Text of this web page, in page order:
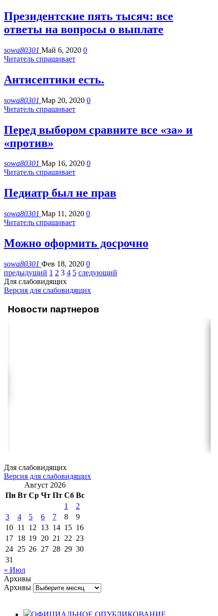
Президентские пять тысяч: все
ответы на вопросы о выплате
sowa80301 Май 6, 2020 0
Читатель спрашивает
Антисептики есть.
sowa80301 Мар 20, 2020 0
Читатель спрашивает
Перед выбором сравните все «за» и
«против»
sowa80301 Мар 16, 2020 0
Читатель спрашивает
Педиатр был не прав
sowa80301 Мар 11, 2020 0
Читатель спрашивает
Можно оформить досрочно
sowa80301 Фев 18, 2020 0
предыдущий 1 2 3 4 5 следующий
Для слабовидящих
Версия для слабовидящих
Новости партнеров
Для слабовидящих
Версия для слабовидящих
Август 2026
Пн Вт Ср Чт Пт Сб Вс
1
2
3
4 5 6 7 8
9
10 11 12 13 14 15 16
17 18 19 20 21 22 23
24 25 26 27 28 29 30
31
« Июл
Архивы
Архивы
ОФИЦИАЛЬНОЕ ОПУБЛИКОВАНИЕ